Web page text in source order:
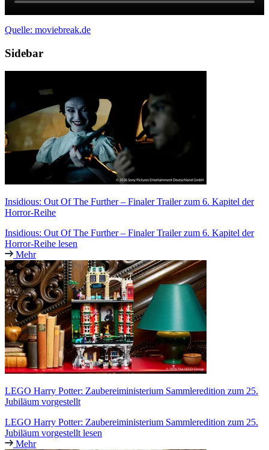
Quelle: moviebreak.de
Sidebar
Insidious: Out Of The Further – Finaler Trailer zum 6. Kapitel der
Horror-Reihe
Insidious: Out Of The Further – Finaler Trailer zum 6. Kapitel der
Horror-Reihe lesen
Mehr
LEGO Harry Potter: Zaubereiministerium Sammleredition zum 25.
Jubiläum vorgestellt
LEGO Harry Potter: Zaubereiministerium Sammleredition zum 25.
Jubiläum vorgestellt lesen
Mehr